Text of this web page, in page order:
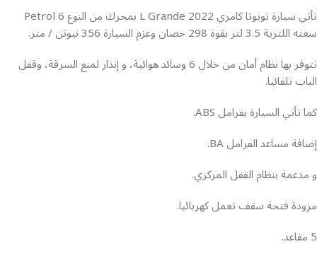
تأتي سيارة تويوتا كامري L Grande 2022 بمحرك من النوع Petrol 6
سعته اللترية 3.5 لتر بقوة 298 حصان وعزم السيارة 356 نيوتن / متر.
تتوفر بها نظام أمان من خلال 6 وسائد هوائية، و إنذار لمنع السرقة، وقفل
الباب تلقائيا.
كما تأتي السيارة بفرامل ABS.
إضافة مساعد الفرامل BA.
و مدعمة بنظام القفل المركزي.
مزودة فتحة سقف تعمل كهربائيا.
5 مقاعد.